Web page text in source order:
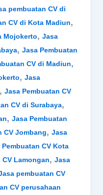
pembuatan CV di
CV di Kota Madiun,
Mojokerto, Jasa
, Jasa Pembuatan
CV di Madiun,
, Jasa
, Jasa Pembuatan CV
CV di Surabaya,
, Jasa Pembuatan
CV Jombang, Jasa
Pembuatan CV Kota
Lamongan, Jasa
pembuatan CV
CV perusahaan